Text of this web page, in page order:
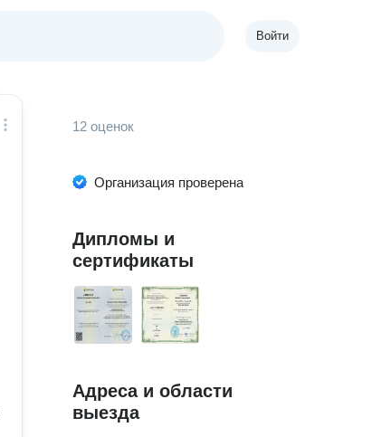
Войти
12 оценок
Организация проверена
Дипломы и
сертификаты
Адреса и области
выезда